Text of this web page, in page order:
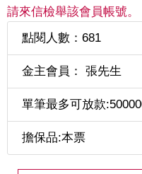
請來信檢舉該會員帳號。
點閱人數：681
金主會員： 張先生
單筆最多可放款
擔保品:本票